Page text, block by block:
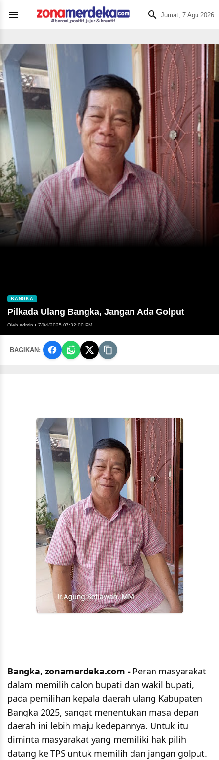
Jumat, 7 Agu 2026
BANGKA
Pilkada Ulang Bangka, Jangan Ada Golput
Oleh admin • 7/04/2025 07:32:00 PM
BAGIKAN:
Bangka, zonamerdeka.com - Peran masyarakat
dalam memilih calon bupati dan wakil bupati,
pada pemilihan kepala daerah ulang Kabupaten
Bangka 2025, sangat menentukan masa depan
daerah ini lebih maju kedepannya. Untuk itu
diminta masyarakat yang memiliki hak pilih
datang ke TPS untuk memilih dan jangan golput.